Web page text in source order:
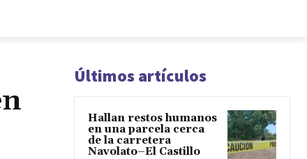
Últimos artículos
Hallan restos humanos
en una parcela cerca
de la carretera
Navolato–El Castillo